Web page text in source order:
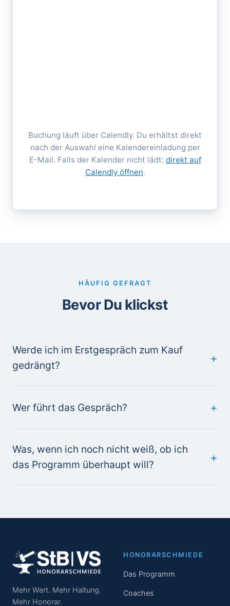
Buchung läuft über Calendly. Du erhältst direkt
nach der Auswahl eine Kalendereinladung per
E-Mail. Falls der Kalender nicht lädt: direkt auf
Calendly öffnen.
HÄUFIG GEFRAGT
Bevor Du klickst
Werde ich im Erstgespräch zum Kauf
gedrängt?
Wer führt das Gespräch?
Was, wenn ich noch nicht weiß, ob ich
das Programm überhaupt will?
Mehr Wert. Mehr Haltung.
Mehr Honorar.
HONORARSCHMIEDE
Das Programm
Coaches